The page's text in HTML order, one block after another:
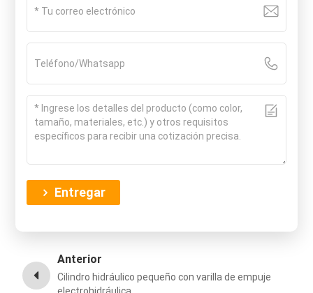
Entregar
Anterior
Cilindro hidráulico pequeño con varilla de empuje